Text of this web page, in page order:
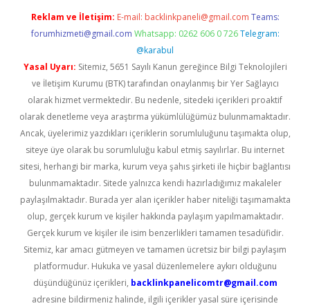
Reklam ve İletişim: E-mail: backlinkpaneli@gmail.com Teams:
forumhizmeti@gmail.com Whatsapp: 0262 606 0 726 Telegram:
@karabul
Yasal Uyarı: Sitemiz, 5651 Sayılı Kanun gereğince Bilgi Teknolojileri
ve İletişim Kurumu (BTK) tarafından onaylanmış bir Yer Sağlayıcı
olarak hizmet vermektedir. Bu nedenle, sitedeki içerikleri proaktif
olarak denetleme veya araştırma yükümlülüğümüz bulunmamaktadır.
Ancak, üyelerimiz yazdıkları içeriklerin sorumluluğunu taşımakta olup,
siteye üye olarak bu sorumluluğu kabul etmiş sayılırlar. Bu internet
sitesi, herhangi bir marka, kurum veya şahıs şirketi ile hiçbir bağlantısı
bulunmamaktadır. Sitede yalnızca kendi hazırladığımız makaleler
paylaşılmaktadır. Burada yer alan içerikler haber niteliği taşımamakta
olup, gerçek kurum ve kişiler hakkında paylaşım yapılmamaktadır.
Gerçek kurum ve kişiler ile isim benzerlikleri tamamen tesadüfidir.
Sitemiz, kar amacı gütmeyen ve tamamen ücretsiz bir bilgi paylaşım
platformudur. Hukuka ve yasal düzenlemelere aykırı olduğunu
düşündüğünüz içerikleri, backlinkpanelicomtr@gmail.com
adresine bildirmeniz halinde, ilgili içerikler yasal süre içerisinde